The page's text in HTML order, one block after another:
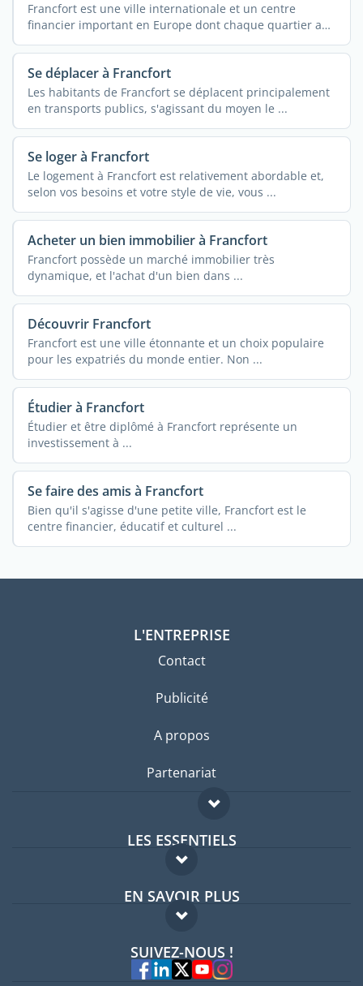
Francfort est une ville internationale et un centre
financier important en Europe dont chaque quartier a
une ...
Se déplacer à Francfort
Les habitants de Francfort se déplacent principalement
en transports publics, s'agissant du moyen le ...
Se loger à Francfort
Le logement à Francfort est relativement abordable et,
selon vos besoins et votre style de vie, vous ...
Acheter un bien immobilier à Francfort
Francfort possède un marché immobilier très
dynamique, et l'achat d'un bien dans ...
Découvrir Francfort
Francfort est une ville étonnante et un choix populaire
pour les expatriés du monde entier. Non ...
Étudier à Francfort
Étudier et être diplômé à Francfort représente un
investissement à ...
Se faire des amis à Francfort
Bien qu'il s'agisse d'une petite ville, Francfort est le
centre financier, éducatif et culturel ...
L'ENTREPRISE
Contact
Publicité
A propos
Partenariat
LES ESSENTIELS
Forum expatriés
Guides pays
EN SAVOIR PLUS
FAQ
Experts
SUIVEZ-NOUS !